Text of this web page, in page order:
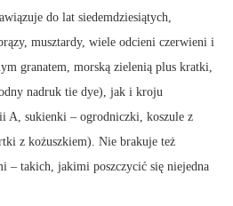
do lat siedemdziesiątych,
musztardy, wiele odcieni czerwieni i
granatem, morską zielenią plus kratki,
nadruk tie dye), jak i kroju
A, sukienki – ogrodniczki, koszule z
z kożuszkiem). Nie brakuje też
– takich, jakimi poszczycić się niejedna